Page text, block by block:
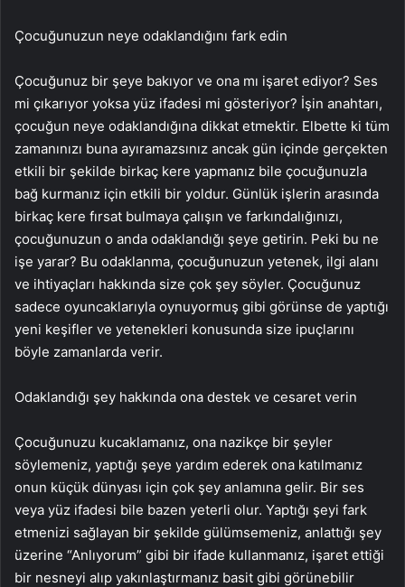
Çocuğunuzun neye odaklandığını fark edin
Çocuğunuz bir şeye bakıyor ve ona mı işaret ediyor? Ses
mi çıkarıyor yoksa yüz ifadesi mi gösteriyor? İşin anahtarı,
çocuğun neye odaklandığına dikkat etmektir. Elbette ki tüm
zamanınızı buna ayıramazsınız ancak gün içinde gerçekten
etkili bir şekilde birkaç kere yapmanız bile çocuğunuzla
bağ kurmanız için etkili bir yoldur. Günlük işlerin arasında
birkaç kere fırsat bulmaya çalışın ve farkındalığınızı,
çocuğunuzun o anda odaklandığı şeye getirin. Peki bu ne
işe yarar? Bu odaklanma, çocuğunuzun yetenek, ilgi alanı
ve ihtiyaçları hakkında size çok şey söyler. Çocuğunuz
sadece oyuncaklarıyla oynuyormuş gibi görünse de yaptığı
yeni keşifler ve yetenekleri konusunda size ipuçlarını
böyle zamanlarda verir.
Odaklandığı şey hakkında ona destek ve cesaret verin
Çocuğunuzu kucaklamanız, ona nazikçe bir şeyler
söylemeniz, yaptığı şeye yardım ederek ona katılmanız
onun küçük dünyası için çok şey anlamına gelir. Bir ses
veya yüz ifadesi bile bazen yeterli olur. Yaptığı şeyi fark
etmenizi sağlayan bir şekilde gülümsemeniz, anlattığı şey
üzerine “Anlıyorum” gibi bir ifade kullanmanız, işaret ettiği
bir nesneyi alıp yakınlaştırmanız basit gibi görünebilir